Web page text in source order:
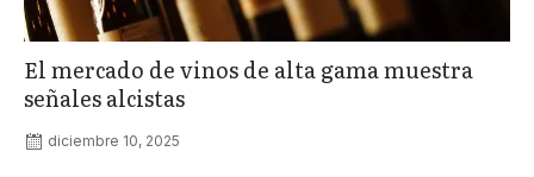
El mercado de vinos de alta gama muestra
señales alcistas
diciembre 10, 2025